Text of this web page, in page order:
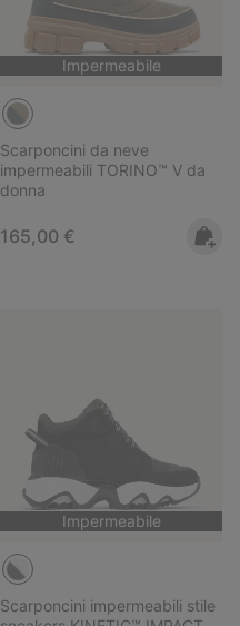
Impermeabile
Scarponcini da neve
impermeabili TORINO™ V da
donna
Regular price:
165,00 €
Impermeabile
Scarponcini impermeabili stile